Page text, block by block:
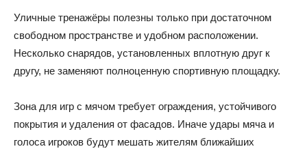
Уличные тренажёры полезны только при достаточном
свободном пространстве и удобном расположении.
Несколько снарядов, установленных вплотную друг к
другу, не заменяют полноценную спортивную площадку.
Зона для игр с мячом требует ограждения, устойчивого
покрытия и удаления от фасадов. Иначе удары мяча и
голоса игроков будут мешать жителям ближайших